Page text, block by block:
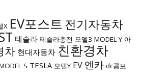
X EV포스트 전기자동차
테슬라 테슬라충전 모델3 MODEL Y 아
차 현대자동차 친환경차
S TESLA 모델Y EV 엔카 dc콤보